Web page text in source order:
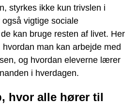
styrkes ikke kun trivslen i
vigtige sociale
kan bruge resten af livet. Her
man kan arbejde med
og hvordan eleverne lærer
i hverdagen.
hvor alle hører til